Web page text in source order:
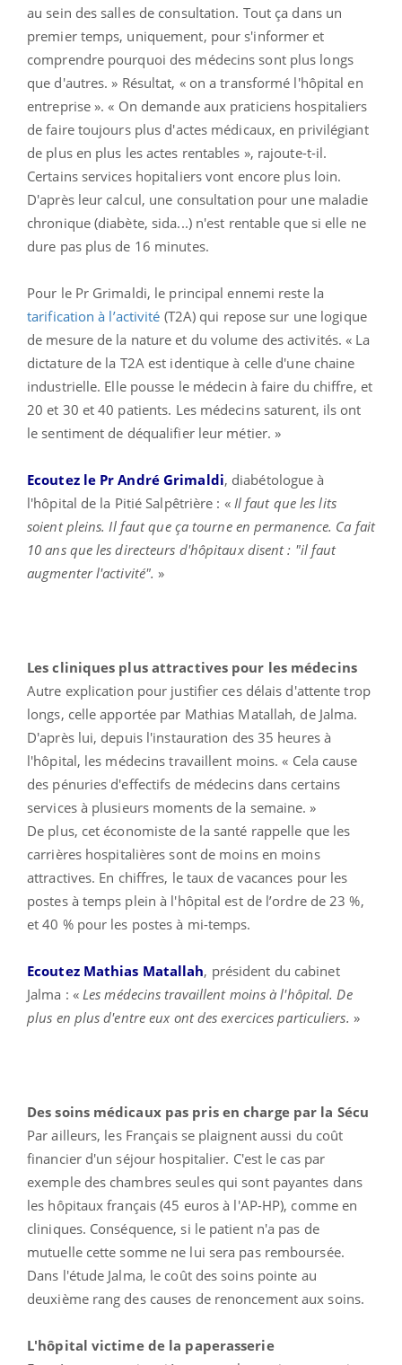
au sein des salles de consultation. Tout ça dans un
premier temps, uniquement, pour s'informer et
comprendre pourquoi des médecins sont plus longs
que d'autres. » Résultat, « on a transformé l'hôpital en
entreprise ». « On demande aux praticiens hospitaliers
de faire toujours plus d'actes médicaux, en privilégiant
de plus en plus les actes rentables », rajoute-t-il.
Certains services hopitaliers vont encore plus loin.
D'après leur calcul, une consultation pour une maladie
chronique (diabète, sida...) n'est rentable que si elle ne
dure pas plus de 16 minutes.
Pour le Pr Grimaldi, le principal ennemi reste la
tarification à l’activité (T2A) qui repose sur une logique
de mesure de la nature et du volume des activités. « La
dictature de la T2A est identique à celle d'une chaine
industrielle. Elle pousse le médecin à faire du chiffre, et
20 et 30 et 40 patients. Les médecins saturent, ils ont
le sentiment de déqualifier leur métier. »
Ecoutez le Pr André Grimaldi, diabétologue à
l'hôpital de la Pitié Salpêtrière : « Il faut que les lits
soient pleins. Il faut que ça tourne en permanence. Ca fait
10 ans que les directeurs d'hôpitaux disent : "il faut
augmenter l'activité".»
Les cliniques plus attractives pour les médecins
Autre explication pour justifier ces délais d'attente trop
longs, celle apportée par Mathias Matallah, de Jalma.
D'après lui, depuis l'instauration des 35 heures à
l'hôpital, les médecins travaillent moins. « Cela cause
des pénuries d'effectifs de médecins dans certains
services à plusieurs moments de la semaine. »
De plus, cet économiste de la santé rappelle que les
carrières hospitalières sont de moins en moins
attractives. En chiffres, le taux de vacances pour les
postes à temps plein à l'hôpital est de l’ordre de 23 %,
et 40 % pour les postes à mi-temps.
Ecoutez Mathias Matallah, président du cabinet
Jalma : « Les médecins travaillent moins à l'hôpital. De
plus en plus d'entre eux ont des exercices particuliers. »
Des soins médicaux pas pris en charge par la Sécu
Par ailleurs, les Français se plaignent aussi du coût
financier d'un séjour hospitalier. C'est le cas par
exemple des chambres seules qui sont payantes dans
les hôpitaux français (45 euros à l'AP-HP), comme en
cliniques. Conséquence, si le patient n'a pas de
mutuelle cette somme ne lui sera pas remboursée.
Dans l'étude Jalma, le coût des soins pointe au
deuxième rang des causes de renoncement aux soins.
L'hôpital victime de la paperasserie